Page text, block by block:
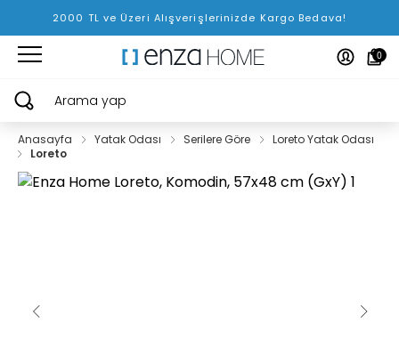
2000 TL ve Üzeri Alışverişlerinizde Kargo Bedava!
0
Arama yap
Anasayfa Yatak Odası Serilere Göre
Loreto Yatak Odası
Loreto